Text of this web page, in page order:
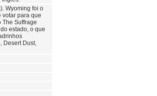
Wyoming foi o
votar para que
Suffrage
estado, o que
Desert Dust,